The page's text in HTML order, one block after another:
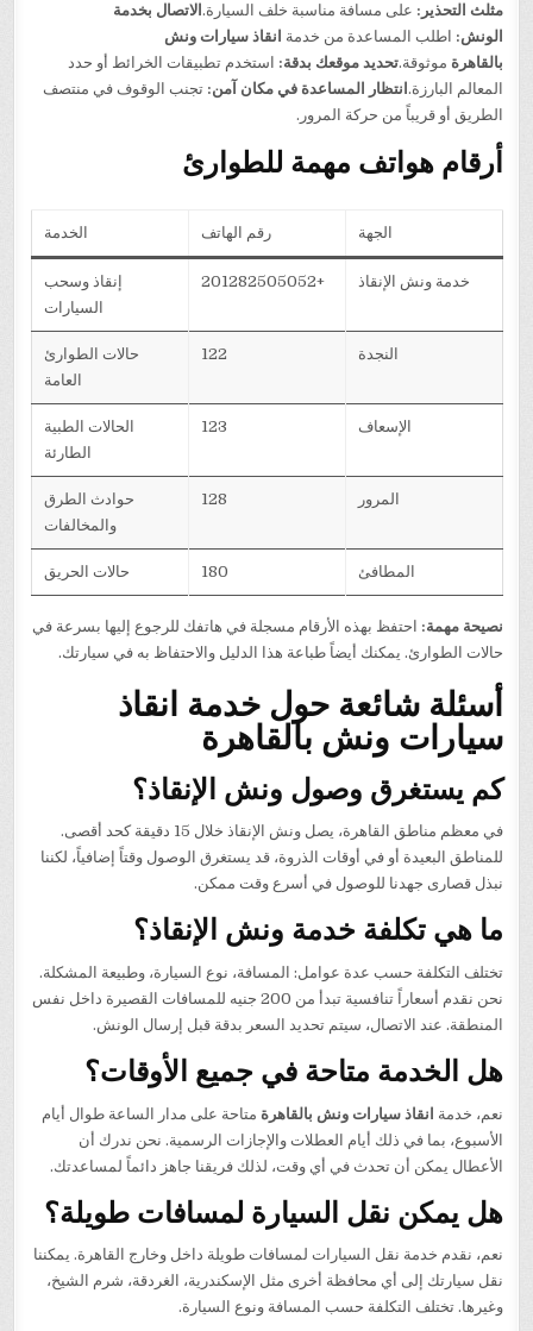
مثلث التحذير: على مسافة مناسبة خلف السيارة. الاتصال بخدمة
الونش: اطلب المساعدة من خدمة انقاذ سيارات ونش
بالقاهرة موثوقة.تحديد موقعك بدقة: استخدم تطبيقات الخرائط أو حدد
المعالم البارزة. انتظار المساعدة في مكان آمن: تجنب الوقوف في منتصف
الطريق أو قريباً من حركة المرور.
أرقام هواتف مهمة للطوارئ
الجهة رقم الهاتف الخدمة
خدمة ونش الإنقاذ +201282505052
إنقاذ وسحب
السيارات
النجدة 122
حالات الطوارئ
العامة
الإسعاف 123
الحالات الطبية
الطارئة
المرور 128
حوادث الطرق
والمخالفات
المطافئ 180 حالات الحريق
نصيحة مهمة: احتفظ بهذه الأرقام مسجلة في هاتفك للرجوع إليها بسرعة في
حالات الطوارئ. يمكنك أيضاً طباعة هذا الدليل والاحتفاظ به في سيارتك.
أسئلة شائعة حول خدمة انقاذ
سيارات ونش بالقاهرة
كم يستغرق وصول ونش الإنقاذ؟
في معظم مناطق القاهرة، يصل ونش الإنقاذ خلال 15 دقيقة كحد أقصى.
للمناطق البعيدة أو في أوقات الذروة، قد يستغرق الوصول وقتاً إضافياً، لكننا
نبذل قصارى جهدنا للوصول في أسرع وقت ممكن.
ما هي تكلفة خدمة ونش الإنقاذ؟
تختلف التكلفة حسب عدة عوامل: المسافة، نوع السيارة، وطبيعة المشكلة.
نحن نقدم أسعاراً تنافسية تبدأ من 200 جنيه للمسافات القصيرة داخل نفس
المنطقة. عند الاتصال، سيتم تحديد السعر بدقة قبل إرسال الونش.
هل الخدمة متاحة في جميع الأوقات؟
نعم، خدمة انقاذ سيارات ونش بالقاهرة متاحة على مدار الساعة طوال أيام
الأسبوع، بما في ذلك أيام العطلات والإجازات الرسمية. نحن ندرك أن
الأعطال يمكن أن تحدث في أي وقت، لذلك فريقنا جاهز دائماً لمساعدتك.
هل يمكن نقل السيارة لمسافات طويلة؟
نعم، نقدم خدمة نقل السيارات لمسافات طويلة داخل وخارج القاهرة. يمكننا
نقل سيارتك إلى أي محافظة أخرى مثل الإسكندرية، الغردقة، شرم الشيخ،
وغيرها. تختلف التكلفة حسب المسافة ونوع السيارة.